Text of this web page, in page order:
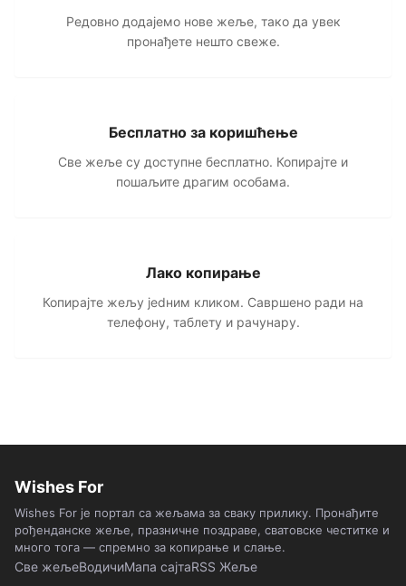
Редовно додајемо нове жеље, тако да увек
пронађете нешто свеже.
Бесплатно за коришћење
Све жеље су доступне бесплатно. Копирајте и
пошаљите драгим особама.
Лако копирање
Копирајте жељу jedним кликом. Савршено ради на
телефону, таблету и рачунару.
Wishes For
Wishes For је портал са жељама за сваку прилику. Пронађите
рођенданске жеље, празничне поздраве, сватовске честитке и
много тога — спремно за копирање и слање.
Све жељеВодичиМапа сајтаRSS Жеље